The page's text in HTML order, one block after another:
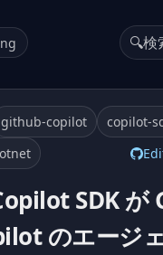
🔍検
github-copilot
copilot-
SDK が
のエージ